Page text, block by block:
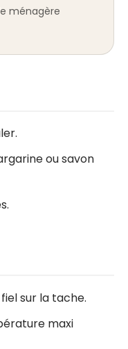
ménagère
ou savon
sur la tache.
maxi